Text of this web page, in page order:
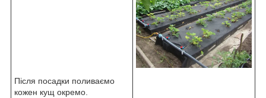
Після посадки поливаємо
кожен кущ окремо.